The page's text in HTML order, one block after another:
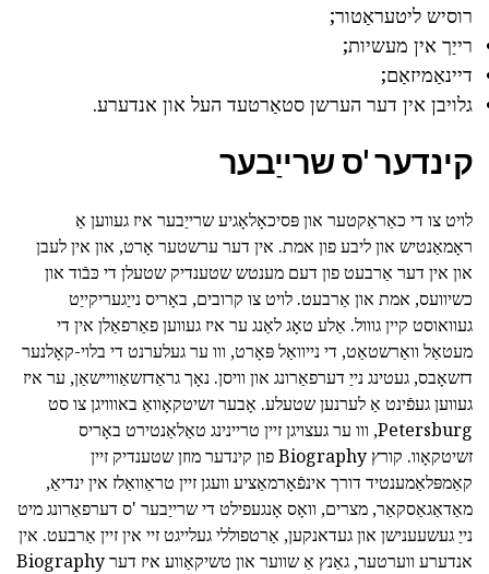
רוסיש ליטעראַטור;
רייַך אין מעשיות;
דיינאַמיזאַם;
גלויבן אין דער הערשן סטאַרטעד העל און אנדערע.
קינדער 'ס שרייַבער
לויט צו די כאַראַקטער און פּסיכאָלאָגיע שרייַבער איז געווען אַ
ראָמאַנטיש און ליבע פון אמת. אין דער ערשטער אָרט, און אין לעבן
און אין דער אַרבעט פון דעם מענטש שטענדיק שטעלן די כּבֿוד און
כשיוועס, אמת און אַרבעט. לויט צו קרובים, באָריס נייַגעריקייַט
געוואוסט קיין גווול. אַלע טאָג לאַנג ער איז געווען פאַרפאַלן אין די
מעטאַל וואַרשטאַט, די נייוואַל פּאָרט, ווו ער געלערנט די בלוי-קאָלנער
דזשאָבס, געטינג נייַ דערפאַרונג און וויסן. נאָך גראַדזשאַוויישאַן, ער איז
געווען געפֿינט אַ לערנען שטעלע. אָבער זשיטקאָוואַ באווויגן צו סט
Petersburg, ווו ער געצויגן זיין טריינינג טאַלאַנטירט באָריס
זשיטקאָוו. קורץ Biography פון קינדער מוזן שטענדיק זיין
קאַמפּלאַמענטיד דורך אינפֿאָרמאַציע וועגן זיין טראַוואַלז אין ינדיאַ,
מאַדאַגאַסקאַר, מצרים, וואָס אָנגעפילט די שרייַבער 'ס דערפאַרונג מיט
נייַ געשעענישן און געדאנקען, אַרטפוללי געלייגט זיי אין זיין אַרבעט. אין
אנדערע ווערטער, גאַנץ אַ שווער און טשיקאַווע איז דער Biography